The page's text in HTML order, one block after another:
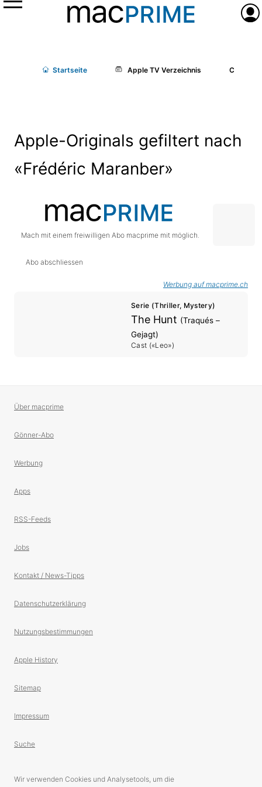
Menü
Startseite Apple TV Verzeichnis Cast/
Apple-Originals gefiltert nach
«Frédéric Maranber»
Mach mit einem freiwilligen Abo macprime mit möglich.
Abo abschliessen
Werbung auf macprime.ch
Serie (Thriller, Mystery)
The Hunt (Traqués –
Gejagt)
Cast («Leo»)
Über macprime
Gönner-Abo
Werbung
Apps
RSS-Feeds
Jobs
Kontakt / News-Tipps
Datenschutzerklärung
Nutzungsbestimmungen
Apple History
Sitemap
Impressum
Suche
Wir verwenden Cookies und Analysetools, um die